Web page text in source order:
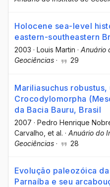
Holocene sea-level
eastern-southeastern
2003 · Louis Martin · Anuário
Geociências · 29
Mariliasuchus robustus,
Crocodylomorpha
da Bacia Bauru, Brasil
2007 · Pedro Henrique
Carvalho , et al. · Anuário do
Geociências · 28
Evolução paleozóica
Parnaíba e seu